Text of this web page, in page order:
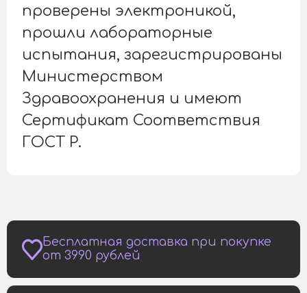
проверены электроникой,
прошли лабораторные
испытания, зарегистрированы
Министерством
Здравоохранения и имеют
Сертификат Соответствия
ГОСТ Р.
Бесплатная доставка при покупке
от 3990 рублей